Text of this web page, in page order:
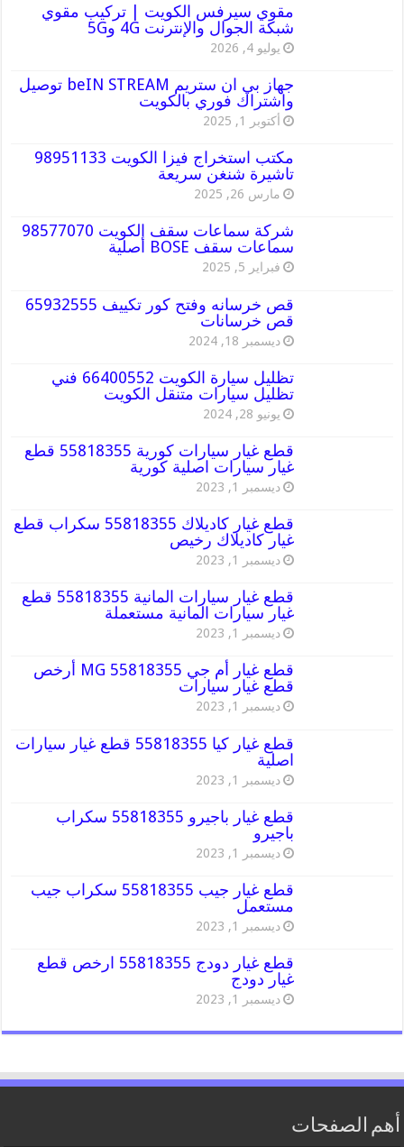
مقوي سيرفس الكويت | تركيب مقوي
شبكة الجوال والإنترنت 4G و5G
يوليو 4, 2026
جهاز بي ان ستريم beIN STREAM توصيل
واشتراك فوري بالكويت
أكتوبر 1, 2025
مكتب استخراج فيزا الكويت 98951133
تاشيرة شنغن سريعة
مارس 26, 2025
شركة سماعات سقف الكويت 98577070
سماعات سقف BOSE أصلية
فبراير 5, 2025
قص خرسانه وفتح كور تكييف 65932555
قص خرسانات
ديسمبر 18, 2024
تظليل سيارة الكويت 66400552 فني
تظليل سيارات متنقل الكويت
يونيو 28, 2024
قطع غيار سيارات كورية 55818355 قطع
غيار سيارات اصلية كورية
ديسمبر 1, 2023
قطع غيار كاديلاك 55818355 سكراب قطع
غيار كاديلاك رخيص
ديسمبر 1, 2023
قطع غيار سيارات المانية 55818355 قطع
غيار سيارات المانية مستعملة
ديسمبر 1, 2023
قطع غيار أم جي MG 55818355 أرخص
قطع غيار سيارات
ديسمبر 1, 2023
قطع غيار كيا 55818355 قطع غيار سيارات
اصلية
ديسمبر 1, 2023
قطع غيار باجيرو 55818355 سكراب
باجيرو
ديسمبر 1, 2023
قطع غيار جيب 55818355 سكراب جيب
مستعمل
ديسمبر 1, 2023
قطع غيار دودج 55818355 ارخص قطع
غيار دودج
ديسمبر 1, 2023
أهم الصفحات